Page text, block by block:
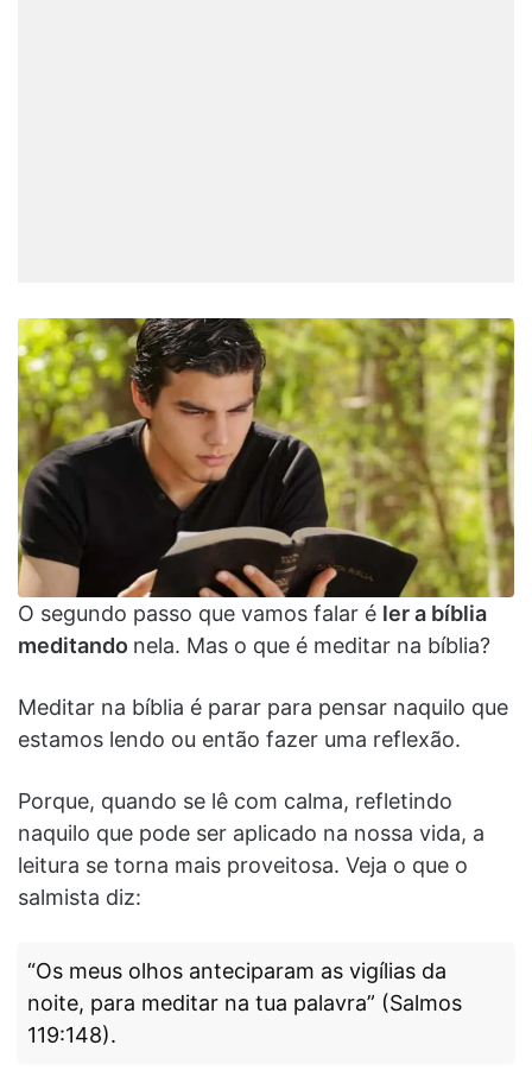
O segundo passo que vamos falar é ler a bíblia
meditando nela. Mas o que é meditar na bíblia?
Meditar na bíblia é parar para pensar naquilo que
estamos lendo ou então fazer uma reflexão.
Porque, quando se lê com calma, refletindo
naquilo que pode ser aplicado na nossa vida, a
leitura se torna mais proveitosa. Veja o que o
salmista diz:
“Os meus olhos anteciparam as vigílias da
noite, para meditar na tua palavra” (Salmos
119:148).